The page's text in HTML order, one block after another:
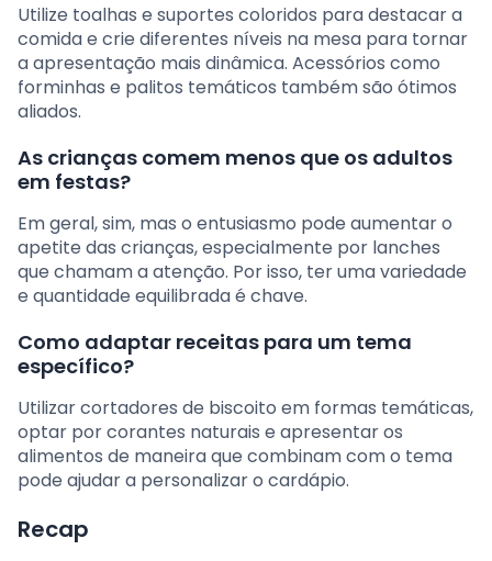
Utilize toalhas e suportes coloridos para destacar a
comida e crie diferentes níveis na mesa para tornar
a apresentação mais dinâmica. Acessórios como
forminhas e palitos temáticos também são ótimos
aliados.
As crianças comem menos que os adultos
em festas?
Em geral, sim, mas o entusiasmo pode aumentar o
apetite das crianças, especialmente por lanches
que chamam a atenção. Por isso, ter uma variedade
e quantidade equilibrada é chave.
Como adaptar receitas para um tema
específico?
Utilizar cortadores de biscoito em formas temáticas,
optar por corantes naturais e apresentar os
alimentos de maneira que combinam com o tema
pode ajudar a personalizar o cardápio.
Recap